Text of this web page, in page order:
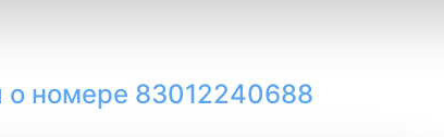
номере 83012240688